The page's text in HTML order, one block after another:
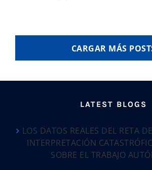
CARGAR MÁS
LATEST BLOGS
LOS DATOS REALES DEL RETA
INTERPRETACIÓN
SOBRE EL TRABAJO